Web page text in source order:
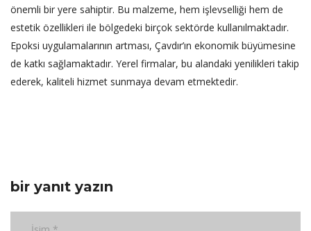
önemli bir yere sahiptir. Bu malzeme, hem işlevselliği hem de
estetik özellikleri ile bölgedeki birçok sektörde kullanılmaktadır.
Epoksi uygulamalarının artması, Çavdır’ın ekonomik büyümesine
de katkı sağlamaktadır. Yerel firmalar, bu alandaki yenilikleri takip
ederek, kaliteli hizmet sunmaya devam etmektedir.
bir yanıt yazın